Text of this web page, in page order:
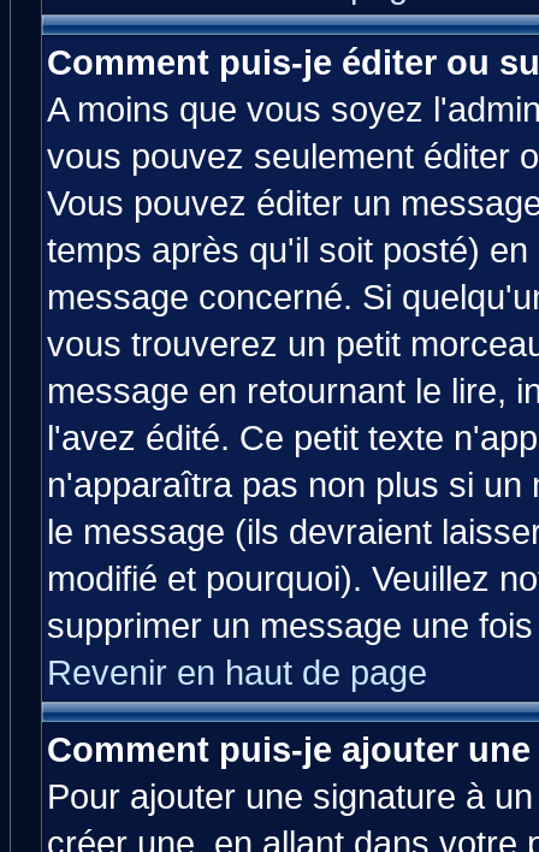
Comment puis-je éditer ou
A moins que vous soyez
vous pouvez seulement éditer
Vous pouvez éditer un
temps après qu'il soit posté)
message concerné. Si
vous trouverez un petit
message en retournant le lire,
l'avez édité. Ce petit texte
n'apparaîtra pas non plus si
le message (ils devraient
modifié et pourquoi). Veuillez
supprimer un message une
Revenir en haut de page
Comment puis-je ajouter
Pour ajouter une signature à
créer une, en allant dans votre